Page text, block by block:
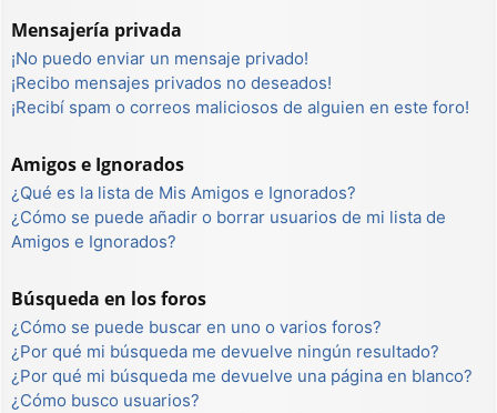
Mensajería privada
¡No puedo enviar un mensaje privado!
¡Recibo mensajes privados no deseados!
¡Recibí spam o correos maliciosos de alguien en este foro!
Amigos e Ignorados
¿Qué es la lista de Mis Amigos e Ignorados?
¿Cómo se puede añadir o borrar usuarios de mi lista de
Amigos e Ignorados?
Búsqueda en los foros
¿Cómo se puede buscar en uno o varios foros?
¿Por qué mi búsqueda me devuelve ningún resultado?
¿Por qué mi búsqueda me devuelve una página en blanco?
¿Cómo busco usuarios?